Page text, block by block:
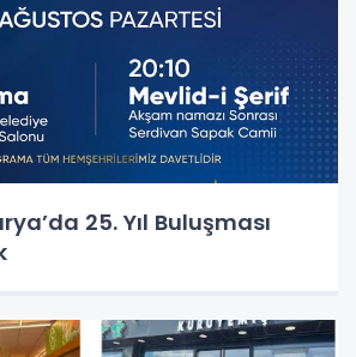
25. Yıl Buluşması